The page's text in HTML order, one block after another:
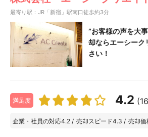
最寄り駅：JR「新宿」駅南口徒歩約3分
”お客様の声を大
却ならエーシーク
さい！
満足度 4.2
企業・社員の対応4.2 / 売却スピード4.3 / 売却価